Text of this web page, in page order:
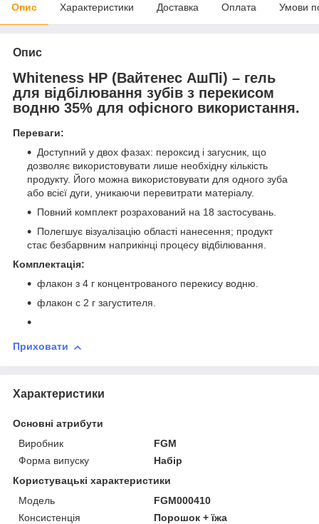
Опис Характеристики Доставка Оплата Умови
Опис
Whiteness HP (Вайтенес АшПі) – гель
для відбілювання зубів з перекисом
водню 35% для офісного використання.
Переваги:
Доступний у двох фазах: пероксид і загусник, що
дозволяє використовувати лише необхідну кількість
продукту. Його можна використовувати для одного зуба
або всієї дуги, уникаючи перевитрати матеріалу.
Повний комплект розрахований на 18 застосувань.
Полегшує візуалізацію області нанесення; продукт
стає безбарвним наприкінці процесу відбілювання.
Комплектація:
флакон з 4 г концентрованого перекису водню.
флакон с 2 г загустителя.
Приховати
Характеристики
Основні атрибути
Виробник
FGM
Форма випуску
Набір
Користувацькі характеристики
Модель
FGM000410
Консистенція
Порошок + їжа